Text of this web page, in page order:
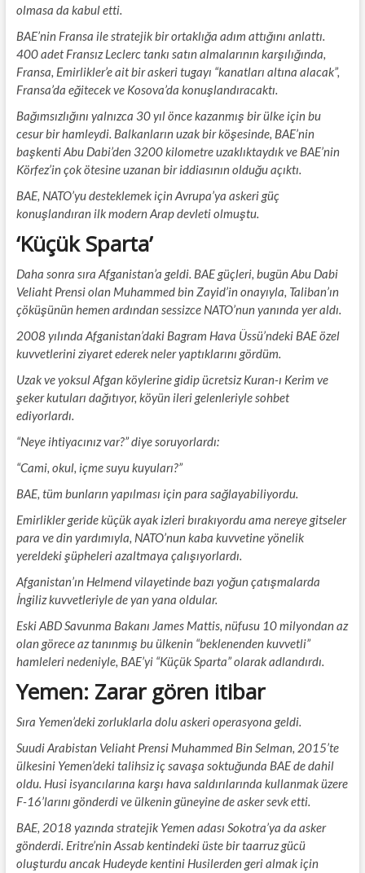
olmasa da kabul etti.
BAE’nin Fransa ile stratejik bir ortaklığa adım attığını anlattı.
400 adet Fransız Leclerc tankı satın almalarının karşılığında,
Fransa, Emirlikler’e ait bir askeri tugayı “kanatları altına alacak”,
Fransa’da eğitecek ve Kosova’da konuşlandıracaktı.
Bağımsızlığını yalnızca 30 yıl önce kazanmış bir ülke için bu
cesur bir hamleydi. Balkanların uzak bir köşesinde, BAE’nin
başkenti Abu Dabi’den 3200 kilometre uzaklıktaydık ve BAE’nin
Körfez’in çok ötesine uzanan bir iddiasının olduğu açıktı.
BAE, NATO’yu desteklemek için Avrupa’ya askeri güç
konuşlandıran ilk modern Arap devleti olmuştu.
‘Küçük Sparta’
Daha sonra sıra Afganistan’a geldi. BAE güçleri, bugün Abu Dabi
Veliaht Prensi olan Muhammed bin Zayid’in onayıyla, Taliban’ın
çöküşünün hemen ardından sessizce NATO’nun yanında yer aldı.
2008 yılında Afganistan’daki Bagram Hava Üssü’ndeki BAE özel
kuvvetlerini ziyaret ederek neler yaptıklarını gördüm.
Uzak ve yoksul Afgan köylerine gidip ücretsiz Kuran-ı Kerim ve
şeker kutuları dağıtıyor, köyün ileri gelenleriyle sohbet
ediyorlardı.
“Neye ihtiyacınız var?” diye soruyorlardı:
“Cami, okul, içme suyu kuyuları?”
BAE, tüm bunların yapılması için para sağlayabiliyordu.
Emirlikler geride küçük ayak izleri bırakıyordu ama nereye gitseler
para ve din yardımıyla, NATO’nun kaba kuvvetine yönelik
yereldeki şüpheleri azaltmaya çalışıyorlardı.
Afganistan’ın Helmend vilayetinde bazı yoğun çatışmalarda
İngiliz kuvvetleriyle de yan yana oldular.
Eski ABD Savunma Bakanı James Mattis, nüfusu 10 milyondan az
olan görece az tanınmış bu ülkenin “beklenenden kuvvetli”
hamleleri nedeniyle, BAE’yi “Küçük Sparta” olarak adlandırdı.
Yemen: Zarar gören itibar
Sıra Yemen’deki zorluklarla dolu askeri operasyona geldi.
Suudi Arabistan Veliaht Prensi Muhammed Bin Selman, 2015’te
ülkesini Yemen’deki talihsiz iç savaşa soktuğunda BAE de dahil
oldu. Husi isyancılarına karşı hava saldırılarında kullanmak üzere
F-16’larını gönderdi ve ülkenin güneyine de asker sevk etti.
BAE, 2018 yazında stratejik Yemen adası Sokotra’ya da asker
gönderdi. Eritre’nin Assab kentindeki üste bir taarruz gücü
oluşturdu ancak Hudeyde kentini Husilerden geri almak için